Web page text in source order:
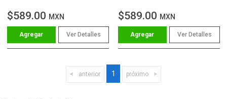
$589.00 MXN
Ver Detalles
$589.00 MXN
Ver Detalles
anterior 1 próximo